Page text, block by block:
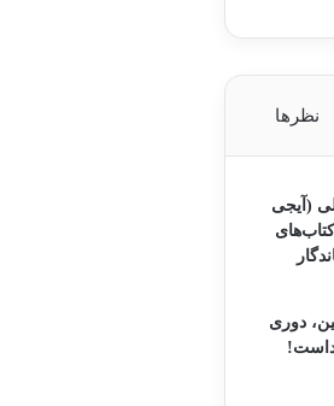
نظرها
(آیجی
دوری